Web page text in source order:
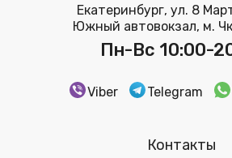
Екатеринбург, ул. 8
Южный автовокзал, м.
Пн-Вс 10:00-
Viber Telegram
Контакты